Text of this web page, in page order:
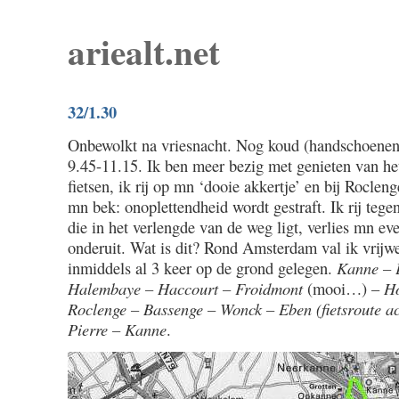
ariealt.net
32/1.30
Onbewolkt na vriesnacht. Nog koud
9.45-11.15. Ik ben meer bezig met genieten van
fietsen, ik rij op mn ‘dooie akkertje’ en bij
mn bek: onoplettendheid wordt gestraft. Ik rij
die in het verlengde van de weg ligt, verlies mn
onderuit. Wat is dit? Rond Amsterdam val ik
inmiddels al 3 keer op de grond gelegen. Kanne –
Halembaye – Haccourt – Froidmont(mooi…) –
Roclenge – Bassenge – Wonck – Eben (fietsroute
Pierre – Kanne.